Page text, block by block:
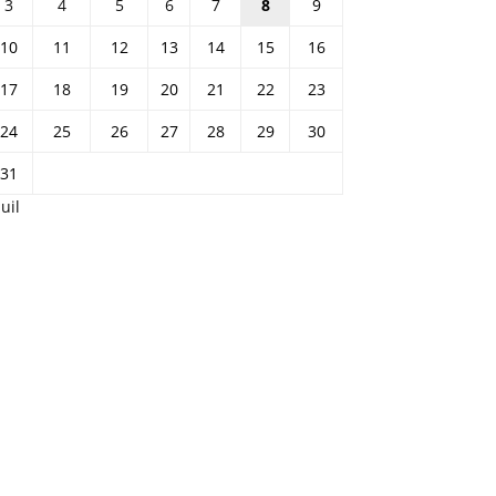
3 4 5 6 7 8
9
10
11 12 13 14 15
16
17
18 19 20 21 22
23
24
25 26 27 28 29
30
31